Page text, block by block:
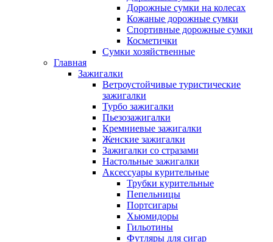
Дорожные сумки на колесах
Кожаные дорожные сумки
Спортивные дорожные сумки
Косметички
Сумки хозяйственные
Главная
Зажигалки
Ветроустойчивые туристические
зажигалки
Турбо зажигалки
Пьезозажигалки
Кремниевые зажигалки
Женские зажигалки
Зажигалки со стразами
Настольные зажигалки
Аксессуары курительные
Трубки курительные
Пепельницы
Портсигары
Хьюмидоры
Гильотины
Футляры для сигар